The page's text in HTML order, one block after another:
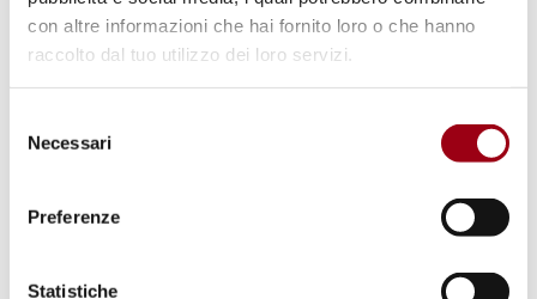
con altre informazioni che hai fornito loro o che hanno
raccolto dal tuo utilizzo dei loro servizi.
delNecessari
Preferenze
Statistiche
Links
The European Commission's Rule of Law report